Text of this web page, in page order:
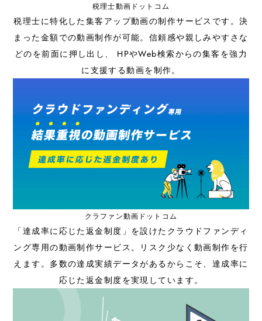
税理士動画ドットコム
税理士に特化した集客アップ動画の制作サービスです。決
まった金額での動画制作が可能。信頼感や親しみやすさな
どのを前面に押し出し、 HPやWeb検索からの集客を強力
に支援する動画を制作。
クラファン動画ドットコム
「達成率に応じた返金制度」を設けたクラウドファンディ
ング専用の動画制作サービス。リスク少なく動画制作を行
えます。多数の達成実績データがあるからこそ、達成率に
応じた返金制度を実現しています。